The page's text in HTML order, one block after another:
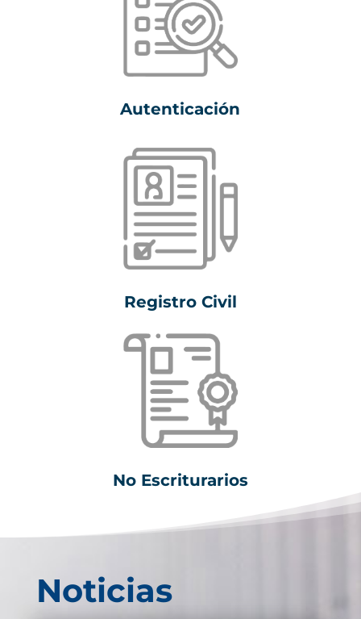
Autenticación
Registro Civil
No Escriturarios
Noticias